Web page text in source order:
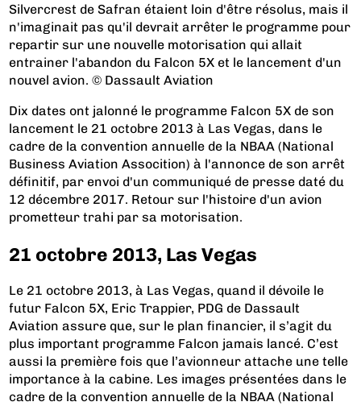
Silvercrest de Safran étaient loin d'être résolus, mais il
n'imaginait pas qu'il devrait arrêter le programme pour
repartir sur une nouvelle motorisation qui allait
entrainer l'abandon du Falcon 5X et le lancement d'un
nouvel avion. © Dassault Aviation
Dix dates ont jalonné le programme Falcon 5X de son
lancement le 21 octobre 2013 à Las Vegas, dans le
cadre de la convention annuelle de la NBAA (National
Business Aviation Assocition) à l'annonce de son arrêt
définitif, par envoi d'un communiqué de presse daté du
12 décembre 2017. Retour sur l'histoire d'un avion
prometteur trahi par sa motorisation.
21 octobre 2013, Las Vegas
Le 21 octobre 2013, à Las Vegas, quand il dévoile le
futur Falcon 5X, Eric Trappier, PDG de Dassault
Aviation assure que, sur le plan financier, il s’agit du
plus important programme Falcon jamais lancé. C’est
aussi la première fois que l’avionneur attache une telle
importance à la cabine. Les images présentées dans le
cadre de la convention annuelle de la NBAA (National